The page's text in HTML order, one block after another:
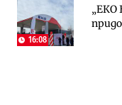
16:08
„ЕКО
А1